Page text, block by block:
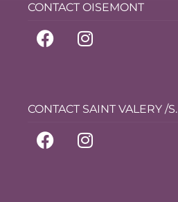
CONTACT OISEMONT
CONTACT SAINT VALERY /S.